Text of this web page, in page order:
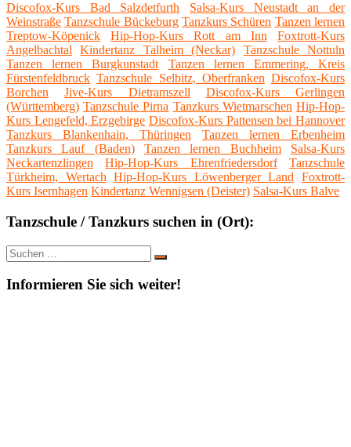
Discofox-Kurs Bad Salzdetfurth
Salsa-Kurs Neustadt an der
Weinstraße Tanzschule Bückeburg Tanzkurs Schüren Tanzen lernen
Treptow-Köpenick
Hip-Hop-Kurs Rott am Inn
Foxtrott-Kurs
Angelbachtal
Kindertanz Talheim (Neckar)
Tanzschule Nottuln
Tanzen lernen Burgkunstadt
Tanzen lernen Emmering, Kreis
Fürstenfeldbruck Tanzschule Selbitz, Oberfranken Discofox-Kurs
Borchen
Jive-Kurs Dietramszell
Discofox-Kurs Gerlingen
(Württemberg) Tanzschule Pirna Tanzkurs Wietmarschen Hip-Hop-
Kurs Lengefeld, Erzgebirge Discofox-Kurs Pattensen bei Hannover
Tanzkurs Blankenhain, Thüringen
Tanzen lernen Erbenheim
Tanzkurs Lauf (Baden)
Tanzen lernen Buchheim
Salsa-Kurs
Neckartenzlingen
Hip-Hop-Kurs Ehrenfriedersdorf
Tanzschule
Türkheim, Wertach
Hip-Hop-Kurs Löwenberger Land
Foxtrott-
Kurs Isernhagen Kindertanz Wennigsen (Deister) Salsa-Kurs Balve
Tanzschule / Tanzkurs suchen in (Ort):
Suche
nach:
Suchen
Informieren Sie sich weiter!